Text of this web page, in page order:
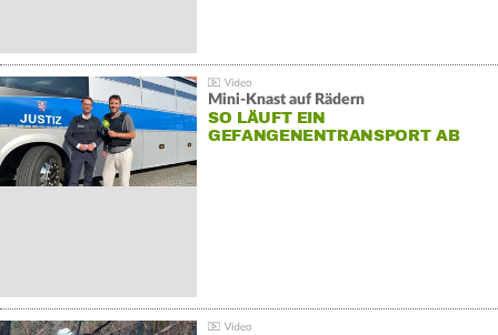
Mini-Knast auf Rädern
SO LÄUFT EIN
GEFANGENENTRANSPORT AB